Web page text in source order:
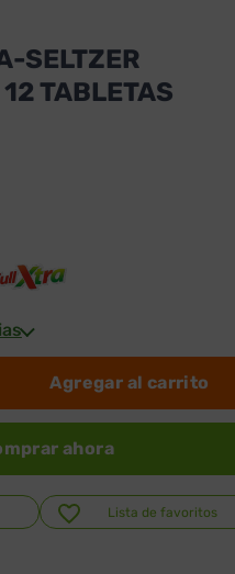
SELTZER
TABLETAS
Agregar al carrito
ahora
Lista de favoritos